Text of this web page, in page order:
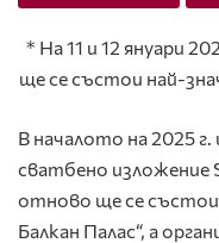
* На 11 и 12 януари
ще се състои най-
В началото на 2025
сватбено изложение
отново ще се състои
Балкан Палас“, а